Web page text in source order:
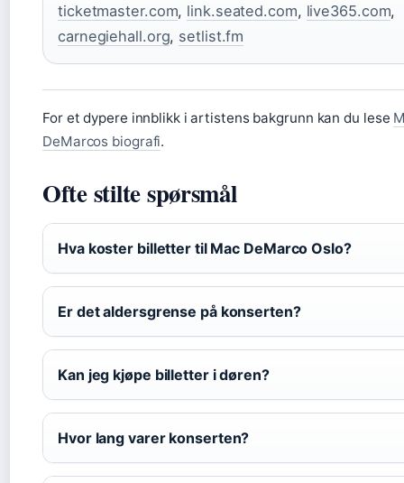
ticketmaster.com, link.seated.com, live365.com,
carnegiehall.org, setlist.fm
For et dypere innblikk i artistens bakgrunn kan du lese
DeMarcos biografi.
Ofte stilte spørsmål
Hva koster billetter til Mac DeMarco Oslo?
Er det aldersgrense på konserten?
Kan jeg kjøpe billetter i døren?
Hvor lang varer konserten?